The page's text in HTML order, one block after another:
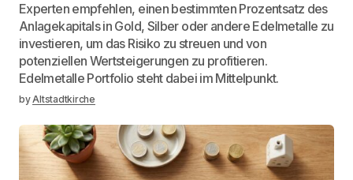
Experten empfehlen, einen bestimmten Prozentsatz des
Anlagekapitals in Gold, Silber oder andere Edelmetalle zu
investieren, um das Risiko zu streuen und von
potenziellen Wertsteigerungen zu profitieren.
Edelmetalle Portfolio steht dabei im Mittelpunkt.
byAltstadtkirche